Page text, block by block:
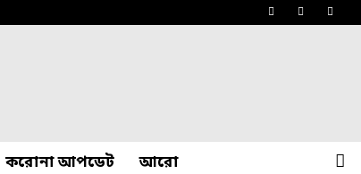
করোনা আপডেট আরো